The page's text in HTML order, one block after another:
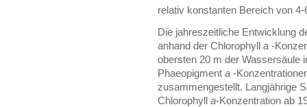
relativ konstanten Bereich von
Die jahreszeitliche Entwicklung
anhand der Chlorophyll a -
obersten 20 m der Wassersäule
Phaeopigment a -
zusammengestellt. Langjährige
Chlorophyll a-Konzentration ab